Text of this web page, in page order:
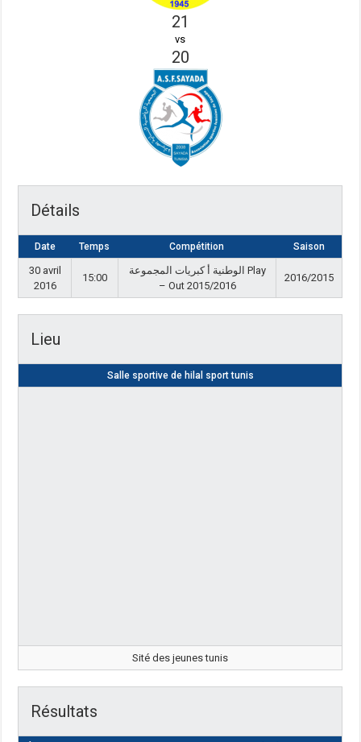
21
vs
20
Détails
Date Temps Compétition Saison
30 avril
2016
15:00
الوطنية أ كبريات المجموعة Play
– Out 2015/2016
2016/2015
Lieu
Salle sportive de hilal sport tunis
Sité des jeunes tunis
Résultats